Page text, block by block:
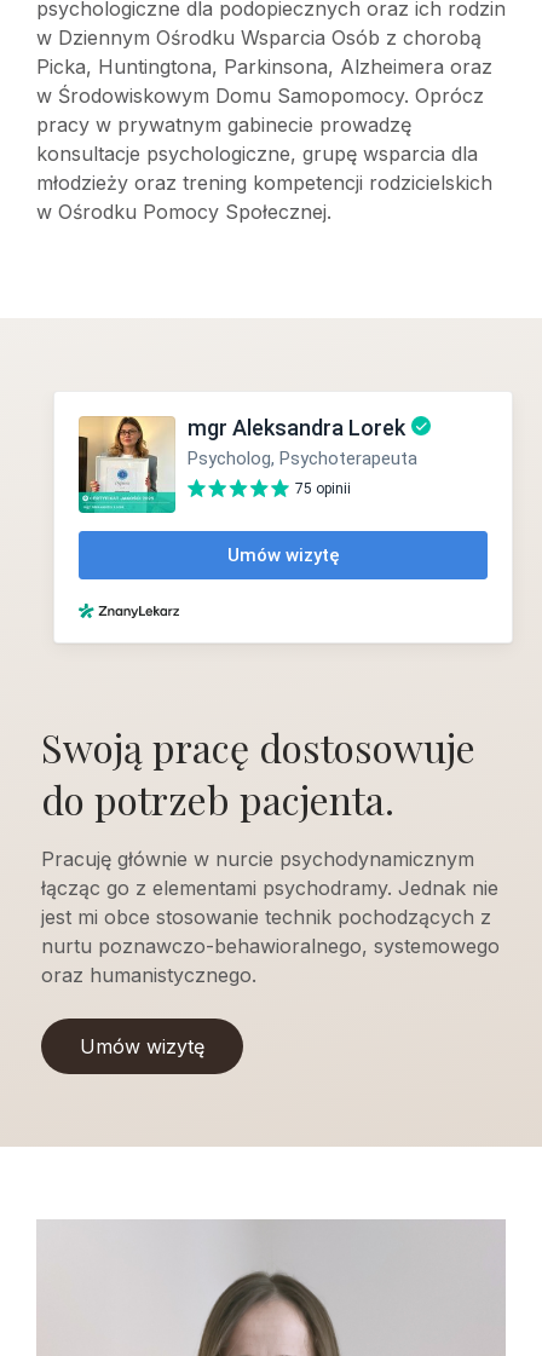
psychologiczne dla podopiecznych oraz ich rodzin
w Dziennym Ośrodku Wsparcia Osób z chorobą
Picka, Huntingtona, Parkinsona, Alzheimera oraz
w Środowiskowym Domu Samopomocy. Oprócz
pracy w prywatnym gabinecie prowadzę
konsultacje psychologiczne, grupę wsparcia dla
młodzieży oraz trening kompetencji rodzicielskich
w Ośrodku Pomocy Społecznej.
Swoją pracę dostosowuje
do potrzeb pacjenta.
Pracuję głównie w nurcie psychodynamicznym
łącząc go z elementami psychodramy. Jednak nie
jest mi obce stosowanie technik pochodzących z
nurtu poznawczo-behawioralnego, systemowego
oraz humanistycznego.
Umów wizytę